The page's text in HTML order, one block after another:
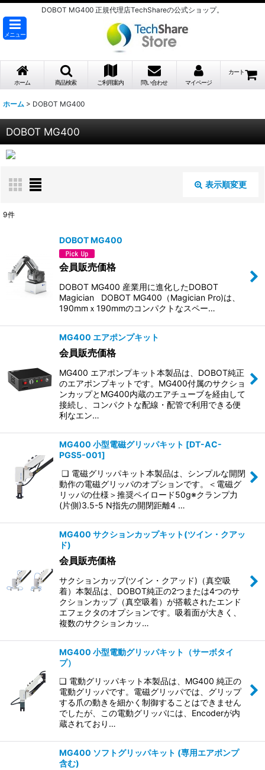
DOBOT MG400 正規代理店TechShareの公式ショップ。
メニュー
ホーム 商品検索 ご利用案内 問い合わせ マイページ
カート
ホーム > DOBOT MG400
DOBOT MG400
表示順変更
並び順:
絞り込む
9件
DOBOT MG400
会員販売価格
DOBOT MG400 産業用に進化したDOBOT
Magician DOBOT MG400（Magician Pro)は、
190mmｘ190mmのコンパクトなスペー…
MG400 エアポンプキット
会員販売価格
MG400 エアポンプキット本製品は、DOBOT純正
のエアポンプキットです。MG400付属のサクショ
ンカップとMG400内蔵のエアチューブを経由して
接続し、コンパクトな配線・配管で利用できる便
利なエン…
MG400 小型電磁グリッパキット [DT-AC-
PGS5-001]
❑ 電磁グリッパキット本製品は、シンプルな開閉
動作の電磁グリッパのオプションです。＜電磁グ
リッパの仕様＞推奨ペイロード50g※クランプ力
(片側)3.5-5 N指先の開閉距離4 …
MG400 サクションカップキット(ツイン・クアッ
ド)
会員販売価格
サクションカップ(ツイン・クアッド)（真空吸
着）本製品は、DOBOT純正の2つまたは4つのサ
クションカップ（真空吸着）が搭載されたエンド
エフェクタのオプションです。吸着面が大きく、
複数のサクションカッ…
MG400 小型電動グリッパキット（サーボタイ
プ）
❑ 電動グリッパキット本製品は、MG400 純正の
電動グリッパです。電磁グリッパでは、グリップ
する爪の動きを細かく制御することはできません
でしたが、この電動グリッパには、Encoderが内
蔵されており…
MG400 ソフトグリッパキット (専用エアポンプ
含む)